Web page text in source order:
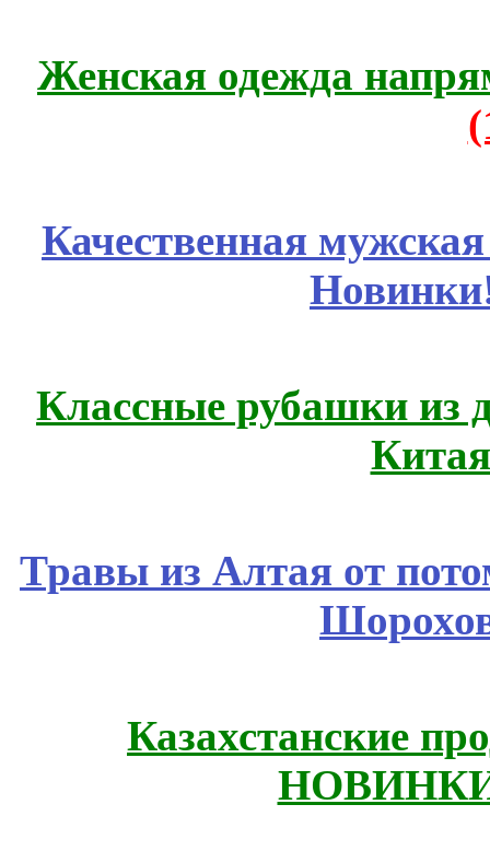
Женская одежда
Качественная
Классные рубашки из
Травы из Алтая от
Казахстанские